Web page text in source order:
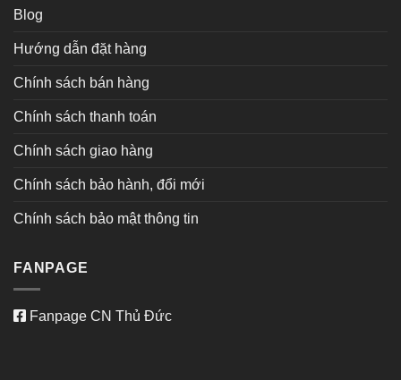
Blog
Hướng dẫn đặt hàng
Chính sách bán hàng
Chính sách thanh toán
Chính sách giao hàng
Chính sách bảo hành, đổi mới
Chính sách bảo mật thông tin
FANPAGE
Fanpage CN Thủ Đức